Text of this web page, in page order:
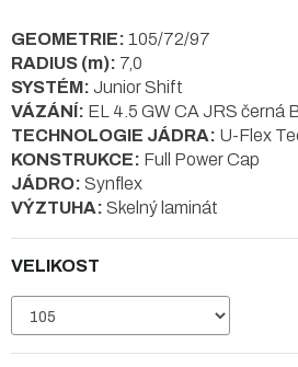
VELIKOST
GEOMETRIE: 105/72/97
RADIUS (m): 7,0
SYSTÉM: Junior Shift
VÁZÁNÍ: EL 4.5 GW CA JRS černá
TECHNOLOGIE JÁDRA: U-Flex
KONSTRUKCE: Full Power Cap
JÁDRO: Synflex
VÝZTUHA: Skelný laminát